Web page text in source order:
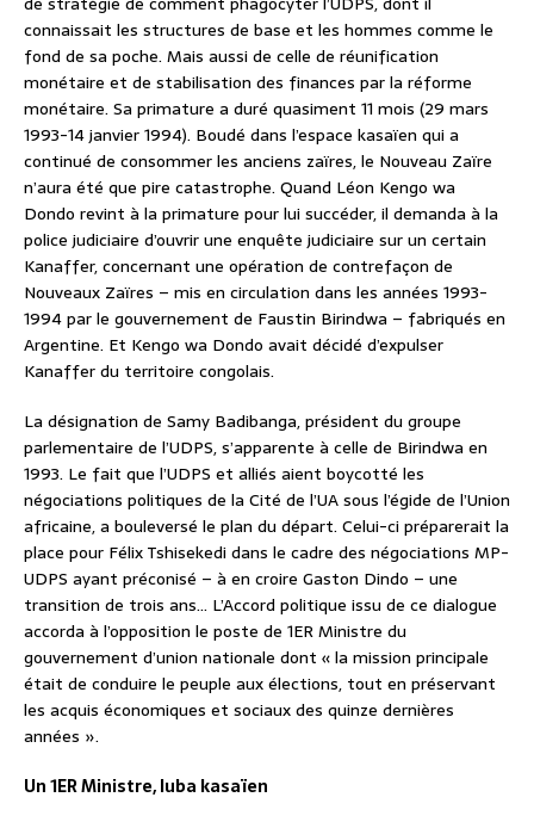
connaissait les structures de base et les hommes comme le
fond de sa poche. Mais aussi de celle de réunification
monétaire et de stabilisation des finances par la réforme
monétaire. Sa primature a duré quasiment 11 mois (29 mars
1993-14 janvier 1994). Boudé dans l’espace kasaïen qui a
continué de consommer les anciens zaïres, le Nouveau Zaïre
n’aura été que pire catastrophe. Quand Léon Kengo wa
Dondo revint à la primature pour lui succéder, il demanda à la
police judiciaire d’ouvrir une enquête judiciaire sur un certain
Kanaffer, concernant une opération de contrefaçon de
Nouveaux Zaïres – mis en circulation dans les années 1993-
1994 par le gouvernement de Faustin Birindwa – fabriqués en
Argentine. Et Kengo wa Dondo avait décidé d’expulser
Kanaffer du territoire congolais.
La désignation de Samy Badibanga, président du groupe
parlementaire de l’UDPS, s’apparente à celle de Birindwa en
1993. Le fait que l’UDPS et alliés aient boycotté les
négociations politiques de la Cité de l’UA sous l’égide de l’Union
africaine, a bouleversé le plan du départ. Celui-ci préparerait la
place pour Félix Tshisekedi dans le cadre des négociations MP-
UDPS ayant préconisé – à en croire Gaston Dindo – une
transition de trois ans… L’Accord politique issu de ce dialogue
accorda à l’opposition le poste de 1ER Ministre du
gouvernement d’union nationale dont « la mission principale
était de conduire le peuple aux élections, tout en préservant
les acquis économiques et sociaux des quinze dernières
années ».
Un 1ER Ministre, luba kasaïen